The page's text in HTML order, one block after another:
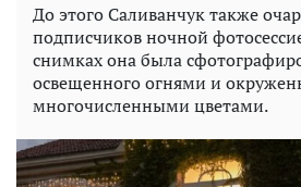
До этого Саливанчук также
подписчиков ночной
снимках она была
освещенного огнями и
многочисленными цветами.